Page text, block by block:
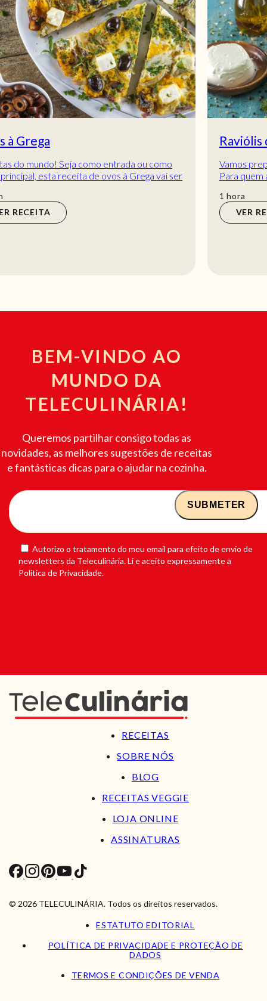
Raviólis de espinafres e ricota
Vamos preparar raviólis de espinafres e ricota?
Para quem adora queijo estes raviólis de espinafres
VER RECEITA
BEM-VINDO AO
MUNDO DA
TELECULINÁRIA!
Queremos partilhar consigo todas as
novidades, as melhores sugestões de receitas
e fantásticas dicas para o ajudar na cozinha.
Autorizo o tratamento do meu email para efeito de envio de
newsletters da Teleculinária. Li e aceito expressamente a
Política de Privacidade.
RECEITAS
SOBRE NÓS
BLOG
RECEITAS VEGGIE
LOJA ONLINE
ASSINATURAS
© 2026 TELECULINÁRIA. Todos os direitos reservados.
ESTATUTO EDITORIAL
POLÍTICA DE PRIVACIDADE E PROTEÇÃO DE
DADOS
TERMOS E CONDIÇÕES DE VENDA